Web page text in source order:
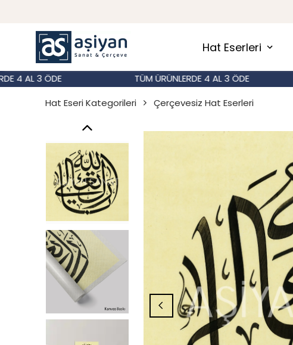
Hat Eserleri
3 ÖDE TÜM ÜRÜNLERDE 4 AL 3 ÖDE
Hat Eseri Kategorileri
Çerçevesiz Hat Eserleri